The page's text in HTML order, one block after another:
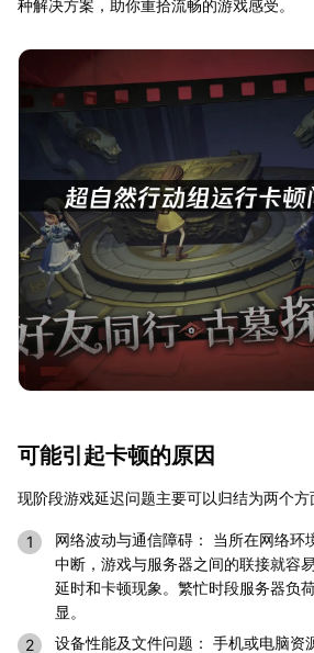
种解决方案，助你重拾流畅的游戏感受。
可能引起卡顿的原因
现阶段游戏延迟问题主要可以归结为两个方
网络波动与通信障碍： 当所在网络环
中断，游戏与服务器之间的联接就容
延时和卡顿现象。繁忙时段服务器负
显。
设备性能及文件问题： 手机或电脑资